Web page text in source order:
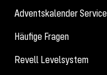
Adventskalender
Häufige Fragen
Revell Levelsystem